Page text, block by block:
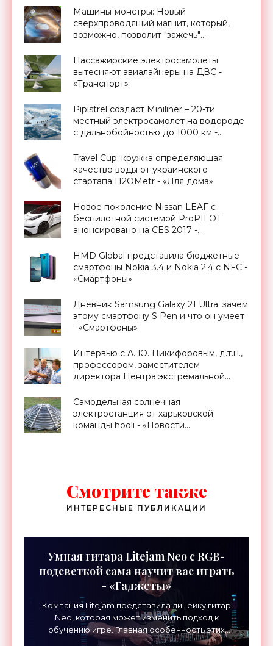
Машины-монстры: Новый
сверхпроводящий магнит, который,
возможно, позволит "зажечь"
Пассажирские электросамолеты
вытесняют авиалайнеры на ДВС -
«Транспорт»
Pipistrel создаст Miniliner – 20-ти
местный электросамолет на водороде
с дальнобойностью до 1000 км -
Travel Cup: кружка определяющая
качество воды от украинского
стартапа H2OMetr - «Для дома»
Новое поколение Nissan LEAF с
беспилотной системой ProPILOT
анонсировано на CES 2017 -
HMD Global представила бюджетные
смартфоны Nokia 3.4 и Nokia 2.4 с NFC -
«Смартфоны»
Дневник Samsung Galaxy 21 Ultra: зачем
этому смартфону S Pen и что он умеет
- «Смартфоны»
Интервью с А. Ю. Никифоровым, д.т.н.,
профессором, заместителем
директора Центра экстремальной
МИФИ - «Смартфоны»
Самодельная солнечная
электростанция от харьковской
команды hooli - «Новости
Смотрите также
ИНТЕРЕСНЫЕ ПУБЛИКАЦИИ
Умная гитара Litejam Neo с RGB-
подсветкой сама научит вас играть
- «Гаджеты»
Компания Litejam представила линейку гитар
Neo, которая может изменить подход к
обучению игре. Главная особенность этих
инструментов – встроенная RGB-подсветка